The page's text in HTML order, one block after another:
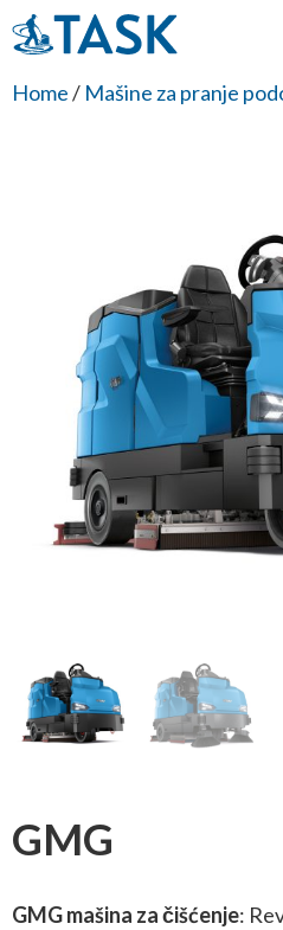
Skip
to
Home/ Mašine za pranje
GMG
GMG mašina za čišćenje: